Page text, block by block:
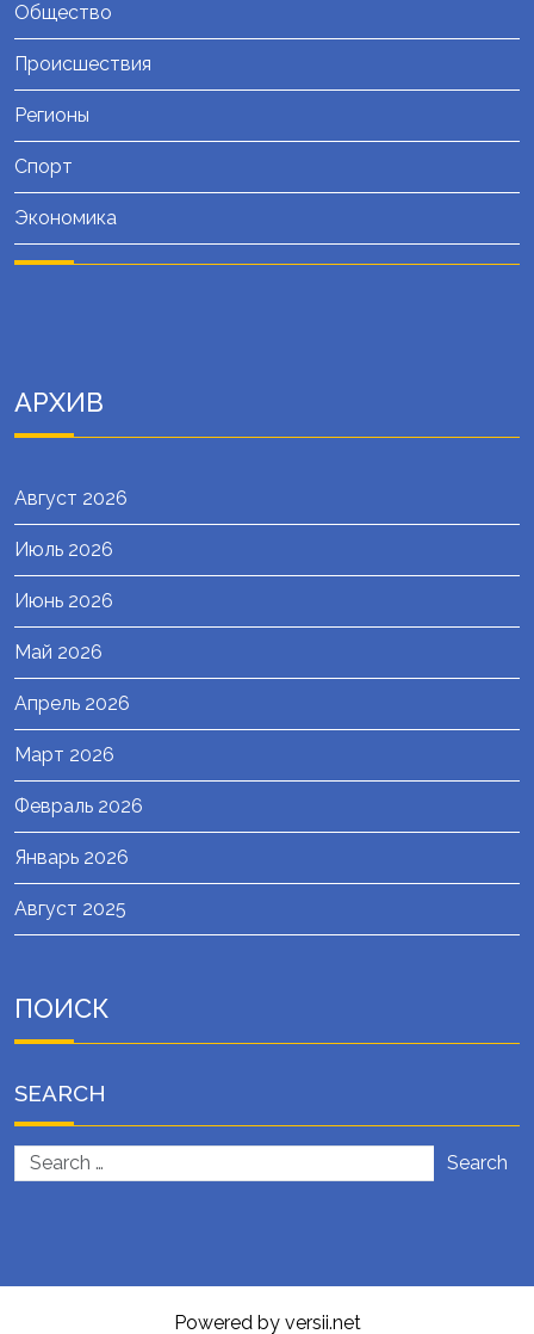
Общество
Происшествия
Регионы
Спорт
Экономика
АРХИВ
Август 2026
Июль 2026
Июнь 2026
Май 2026
Апрель 2026
Март 2026
Февраль 2026
Январь 2026
Август 2025
ПОИСК
SEARCH
Search
Powered by versii.net